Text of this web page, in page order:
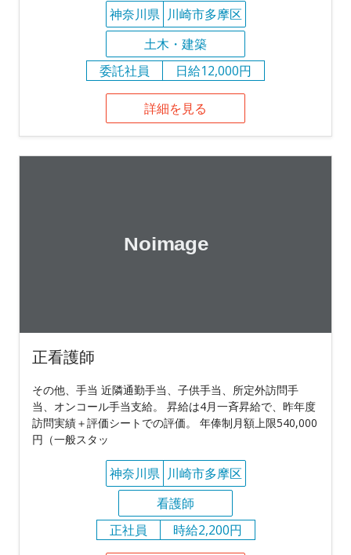
神奈川県 川崎市多摩区
土木・建築
委託社員
日給12,000円
詳細を見る
正看護師
その他、手当 近隣通勤手当、子供手当、所定外訪問手
当、オンコール手当支給。 昇給は4月一斉昇給で、昨年度
訪問実績＋評価シートでの評価。 年俸制月額上限540,000
円（一般スタッ
神奈川県 川崎市多摩区
看護師
正社員
時給2,200円